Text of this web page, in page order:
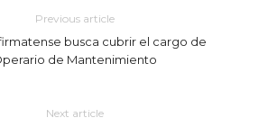
Previous article
busca cubrir el cargo de
de Mantenimiento
Next article